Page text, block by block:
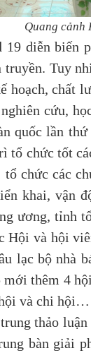
Quang cảnh
diễn biến
Tuy
hoạch, chất
cứu,
quốc lần
tổ chức tốt
chức các
khai, vận
ương, tỉnh
Hội và hội
lạc bộ nhà
thêm 4
và chi hội…
thảo
bàn giải